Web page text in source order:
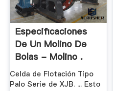
Especificaciones
De Un Molino De
Bolas - Molino .
Celda de Flotación Tipo
Palo Serie de XJB. ... Esto